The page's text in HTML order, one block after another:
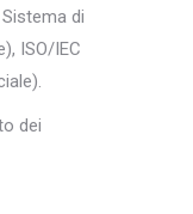
di
ISO/IEC
dei